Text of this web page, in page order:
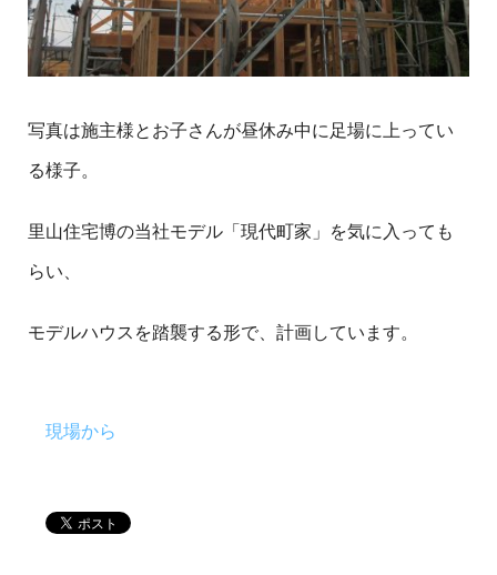
写真は施主様とお子さんが昼休み中に足場に上ってい
る様子。
里山住宅博の当社モデル「現代町家」を気に入っても
らい、
モデルハウスを踏襲する形で、計画しています。
現場から